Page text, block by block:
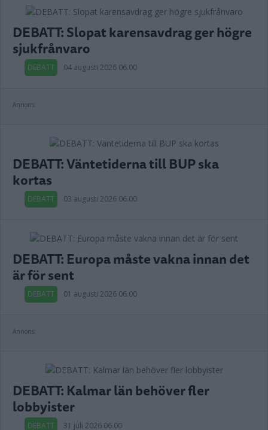
DEBATT: Slopat karensavdrag ger högre
sjukfrånvaro
DEBATT 04 augusti 2026 06.00
Annons:
DEBATT: Väntetiderna till BUP ska
kortas
DEBATT 03 augusti 2026 06.00
DEBATT: Europa måste vakna innan det
är för sent
DEBATT 01 augusti 2026 06.00
Annons:
DEBATT: Kalmar län behöver fler
lobbyister
DEBATT 31 juli 2026 06.00